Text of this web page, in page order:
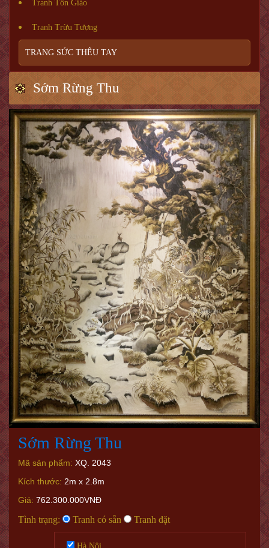
Tranh Tôn Giáo
Tranh Trừu Tượng
TRANG SỨC THÊU TAY
Sớm Rừng Thu
Sớm Rừng Thu
Mã sản phẩm: XQ. 2043
Kích thước: 2m x 2.8m
Giá: 762.300.000VNĐ
Tình trạng: Tranh có sẵn Tranh đặt
Hà Nội